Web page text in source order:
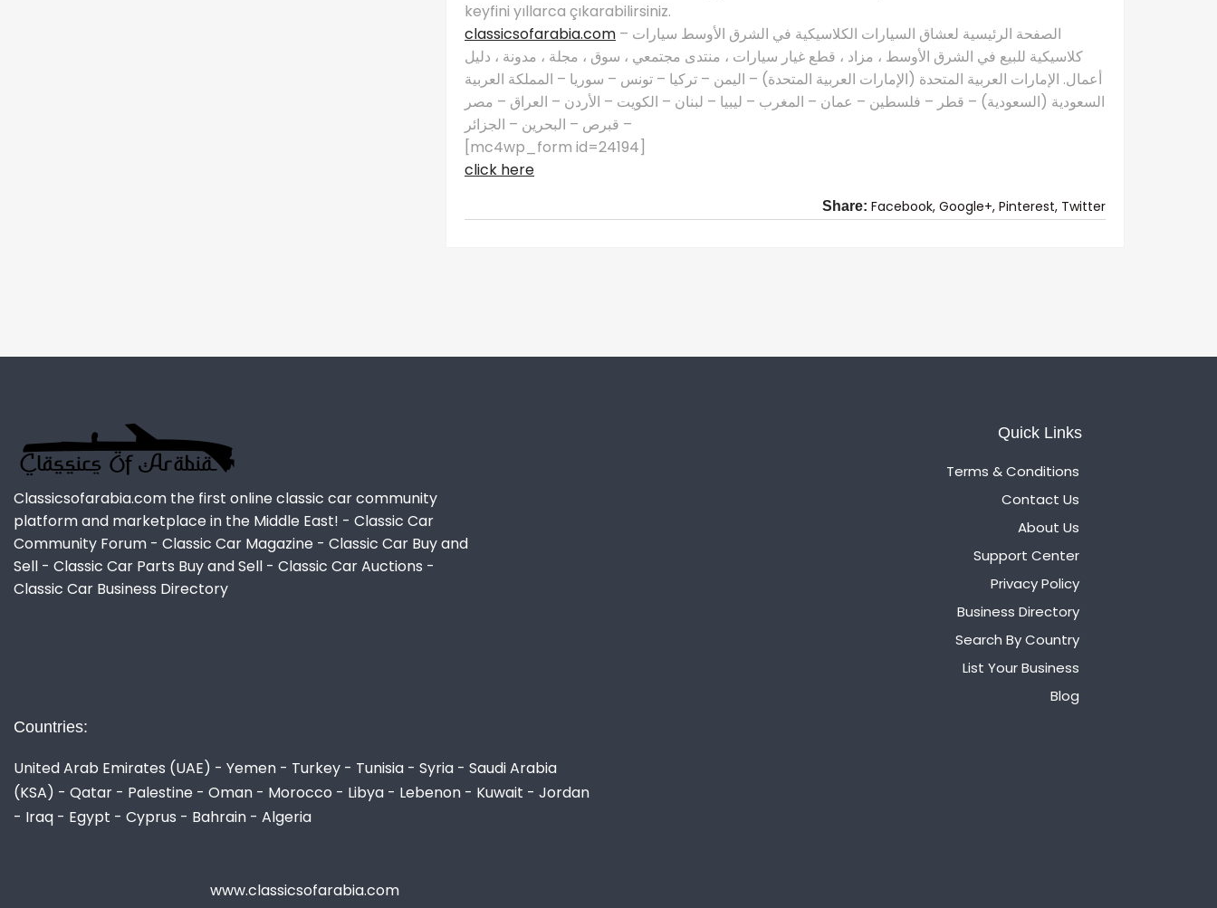
keyfini yıllarca çıkarabilirsiniz.
classicsofarabia.com – الصفحة الرئيسية لعشاق السيارات الكلاسيكية في الشرق الأوسط سيارات
كلاسيكية للبيع في الشرق الأوسط ، مزاد ، قطع غيار سيارات ، منتدى مجتمعي ، سوق ، مجلة ، مدونة ، دليل
أعمال. الإمارات العربية المتحدة (الإمارات العربية المتحدة) – اليمن – تركيا – تونس – سوريا – المملكة العربية
السعودية (السعودية) – قطر – فلسطين – عمان – المغرب – ليبيا – لبنان – الكويت – الأردن – العراق – مصر
– قبرص – البحرين – الجزائر
[mc4wp_form id=24194]
click here
Share: Facebook, Google+, Pinterest, Twitter
Classicsofarabia.com the first online classic car community
platform and marketplace in the Middle East! - Classic Car
Community Forum - Classic Car Magazine - Classic Car Buy and
Sell - Classic Car Parts Buy and Sell - Classic Car Auctions -
Classic Car Business Directory
Quick Links
Terms & Conditions
Contact Us
About Us
Support Center
Privacy Policy
Business Directory
Search By Country
List Your Business
Blog
Countries:
United Arab Emirates (UAE) - Yemen - Turkey - Tunisia - Syria - Saudi Arabia
(KSA) - Qatar - Palestine - Oman - Morocco - Libya - Lebenon - Kuwait - Jordan
- Iraq - Egypt - Cyprus - Bahrain - Algeria
www.classicsofarabia.com